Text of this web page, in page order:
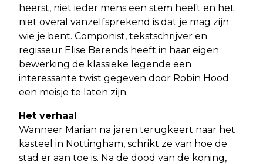
heerst, niet ieder mens een stem heeft en het
niet overal vanzelfsprekend is dat je mag zijn
wie je bent. Componist, tekstschrijver en
regisseur Elise Berends heeft in haar eigen
bewerking de klassieke legende een
interessante twist gegeven door Robin Hood
een meisje te laten zijn.
Het verhaal
Wanneer Marian na jaren terugkeert naar het
kasteel in Nottingham, schrikt ze van hoe de
stad er aan toe is. Na de dood van de koning,